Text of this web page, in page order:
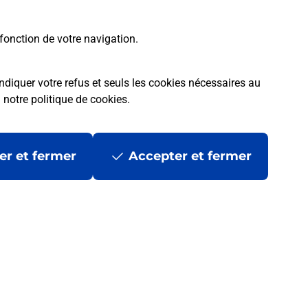
de votre navigation.
votre refus et seuls les cookies nécessaires au
notre politique de cookies.
et fermer Accepter et fermer